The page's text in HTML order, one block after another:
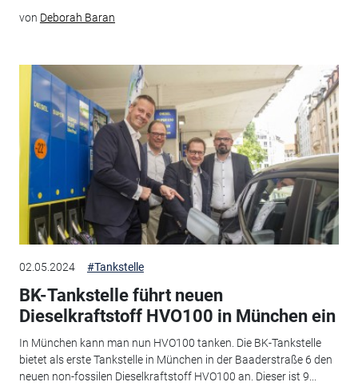
von Deborah Baran
02.05.2024 #Tankstelle
BK-Tankstelle führt neuen
Dieselkraftstoff HVO100 in München ein
In München kann man nun HVO100 tanken. Die BK-Tankstelle
bietet als erste Tankstelle in München in der Baaderstraße 6 den
neuen non-fossilen Dieselkraftstoff HVO100 an. Dieser ist 9...